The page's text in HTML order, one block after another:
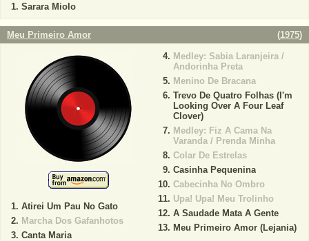
Sarara Miolo
Meu Primeiro Amor (1975)
Atirei Um Pau No Gato
Marcha Dos Gafanhotos
Canta Maria
Medley: Sabia Laranjeira /
Andorinha Preta
Menino De Bracana
Trevo De Quatro Folhas (I'm
Looking Over A Four Leaf
Clover)
Medley: Fiz A Cama Na
Varanda / Prenda Minha
Colar De Estrelas
Casinha Pequenina
Cabecinha No Ombro
Upa! Upa! Meu Trolinho
A Saudade Mata A Gente
Meu Primeiro Amor (Lejania)